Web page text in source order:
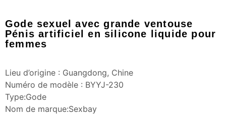
Gode sexuel avec grande ventouse
Pénis artificiel en silicone liquide pour
femmes
Lieu d’origine : Guangdong, Chine
Numéro de modèle : BYYJ-230
Type:Gode
Nom de marque:Sexbay